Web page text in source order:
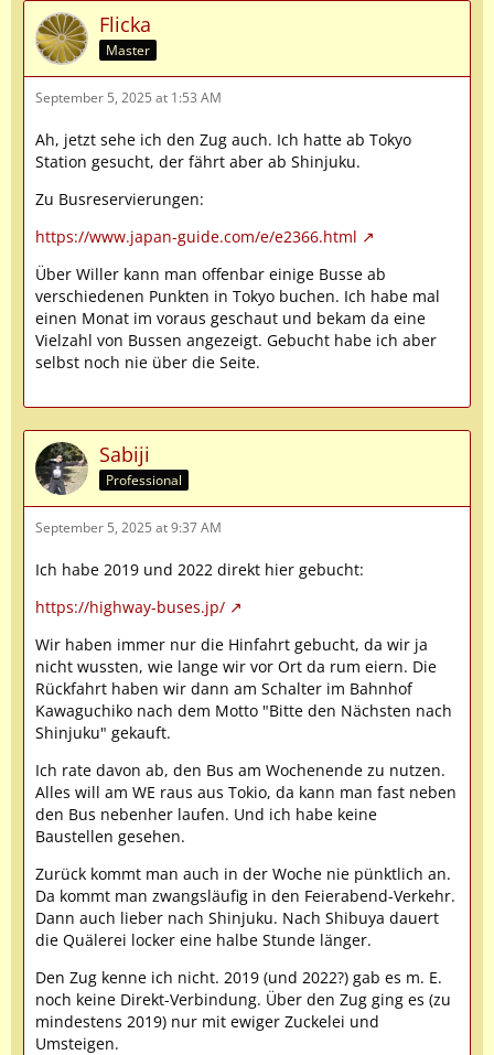
Flicka
Master
September 5, 2025 at 1:53 AM
Ah, jetzt sehe ich den Zug auch. Ich hatte ab Tokyo
Station gesucht, der fährt aber ab Shinjuku.
Zu Busreservierungen:
https://www.japan-guide.com/e/e2366.html
Über Willer kann man offenbar einige Busse ab
verschiedenen Punkten in Tokyo buchen. Ich habe mal
einen Monat im voraus geschaut und bekam da eine
Vielzahl von Bussen angezeigt. Gebucht habe ich aber
selbst noch nie über die Seite.
Sabiji
Professional
September 5, 2025 at 9:37 AM
Ich habe 2019 und 2022 direkt hier gebucht:
https://highway-buses.jp/
Wir haben immer nur die Hinfahrt gebucht, da wir ja
nicht wussten, wie lange wir vor Ort da rum eiern. Die
Rückfahrt haben wir dann am Schalter im Bahnhof
Kawaguchiko nach dem Motto "Bitte den Nächsten nach
Shinjuku" gekauft.
Ich rate davon ab, den Bus am Wochenende zu nutzen.
Alles will am WE raus aus Tokio, da kann man fast neben
den Bus nebenher laufen. Und ich habe keine
Baustellen gesehen.
Zurück kommt man auch in der Woche nie pünktlich an.
Da kommt man zwangsläufig in den Feierabend-Verkehr.
Dann auch lieber nach Shinjuku. Nach Shibuya dauert
die Quälerei locker eine halbe Stunde länger.
Den Zug kenne ich nicht. 2019 (und 2022?) gab es m. E.
noch keine Direkt-Verbindung. Über den Zug ging es (zu
mindestens 2019) nur mit ewiger Zuckelei und
Umsteigen.